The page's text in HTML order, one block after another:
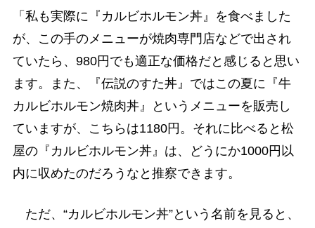
「私も実際に『カルビホルモン丼』を食べました
が、この手のメニューが焼肉専門店などで出され
ていたら、980円でも適正な価格だと感じると思い
ます。また、『伝説のすた丼』ではこの夏に『牛
カルビホルモン焼肉丼』というメニューを販売し
ていますが、こちらは1180円。それに比べると松
屋の『カルビホルモン丼』は、どうにか1000円以
内に収めたのだろうなと推察できます。
ただ、“カルビホルモン丼”という名前を見ると、